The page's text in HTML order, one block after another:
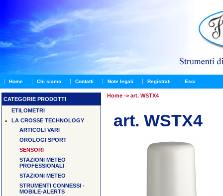
Home Chi siamo Contatti Note legali Registrati Esci
CATEGORIE PRODOTTI
ETILOMETRI
LA CROSSE TECHNOLOGY
ARTICOLI VARI
OROLOGI SPORT
SENSORI
STAZIONI METEO
PROFESSIONALI
STAZIONI METEO
STRUMENTI CONNESSI -
MOBILE-ALERTS
Home -> art. WSTX4
art. WSTX4